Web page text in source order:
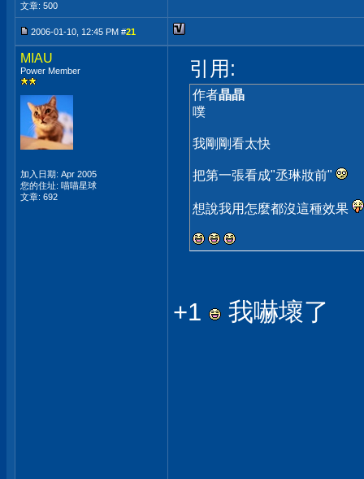
文章: 500
2006-01-10, 12:45 PM #21
MIAU
Power Member
加入日期: Apr 2005
您的住址: 喵喵星球
文章: 692
引用:
作者晶晶
噗
我剛剛看太快
把第一張看成"丞琳妝前"
想說我用怎麼都沒這種效果
+1 我嚇壞了